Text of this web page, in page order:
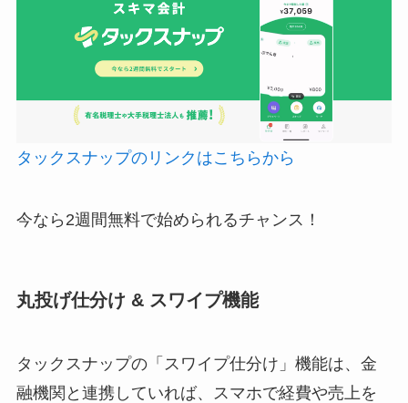
タックスナップのリンクはこちらから
今なら2週間無料で始められるチャンス！
丸投げ仕分け & スワイプ機能
タックスナップの「スワイプ仕分け」機能は、金
融機関と連携していれば、スマホで経費や売上を